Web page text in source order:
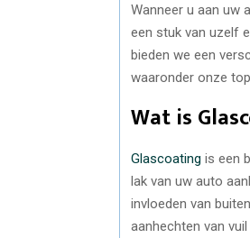
Wanneer u aan uw
een stuk van uzelf
bieden we een
waaronder onze
Wat is
Glascoating is een
lak van uw auto
invloeden van
aanhechten van